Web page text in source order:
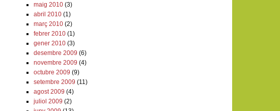
maig 2010 (3)
abril 2010 (1)
març 2010 (2)
febrer 2010 (1)
gener 2010 (3)
desembre 2009 (6)
novembre 2009 (4)
octubre 2009 (9)
setembre 2009 (11)
agost 2009 (4)
juliol 2009 (2)